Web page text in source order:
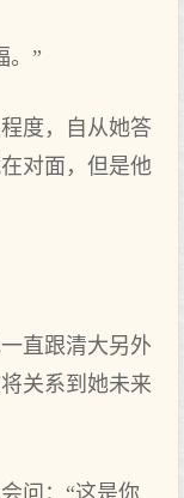
。”
度，自从她答
对面，但是他
直跟清大另外
关系到她未来
问：“这是你